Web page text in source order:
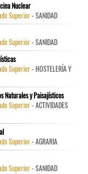
Nuclear
Superior- SANIDAD
Superior- SANIDAD
Superior- HOSTELERÍA Y
Naturales y Paisajísticos
Superior- ACTIVIDADES
Superior- AGRARIA
Superior- SANIDAD